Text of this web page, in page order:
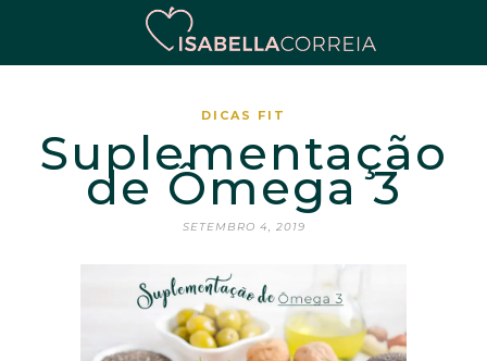
DICAS FIT
Suplementação
de Ômega 3
SETEMBRO 4, 2019